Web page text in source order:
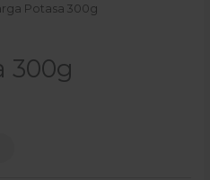
Potasa 300g
300g